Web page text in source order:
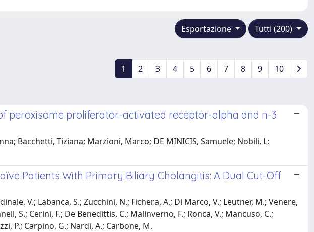
Tutti (200)
Esportazione
1 2 3 4 5 6 7 8 9 10
peroxisome proliferator-activated receptor-alpha and n-3
Bacchetti, Tiziana; Marzioni, Marco; DE MINICIS, Samuele; Nobili, L;
Patients With Primary Biliary Cholangitis: A Dual Cut-Off
V.; Labanca, S.; Zucchini, N.; Fichera, A.; Di Marco, V.; Leutner, M.; Venere,
S.; Cerini, F.; De Benedittis, C.; Malinverno, F.; Ronca, V.; Mancuso, C.;
P.; Carpino, G.; Nardi, A.; Carbone, M.